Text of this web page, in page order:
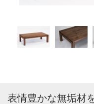
表情豊かな無垢材